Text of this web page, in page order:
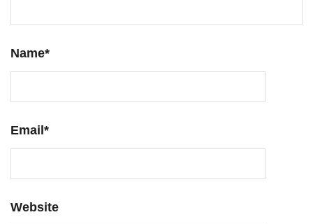
Name*
Email*
Website